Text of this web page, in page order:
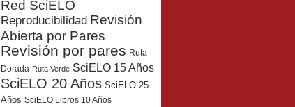
Red SciELO
Reproducibilidad Revisión
Abierta por Pares
Revisión por pares Ruta
Dorada Ruta Verde SciELO 15 Años
SciELO 20 Años SciELO 25
Años SciELO Libros 10 Años